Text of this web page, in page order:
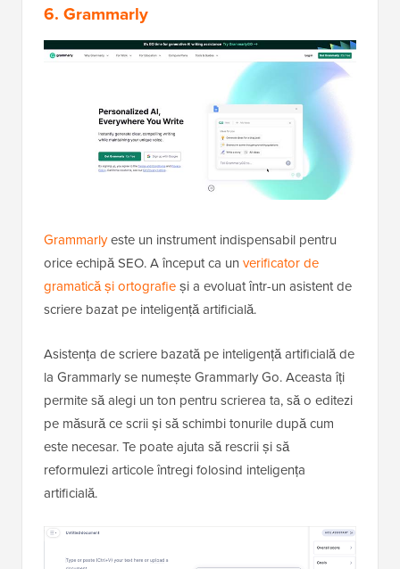
6. Grammarly
Grammarlyeste un instrument indispensabil pentru
orice echipă SEO. A început ca un verificator de
gramatică și ortografieși a evoluat într-un asistent de
scriere bazat pe inteligență artificială.
Asistența de scriere bazată pe inteligență artificială de
la Grammarly se numește Grammarly Go. Aceasta îți
permite să alegi un ton pentru scrierea ta, să o editezi
pe măsură ce scrii și să schimbi tonurile după cum
este necesar. Te poate ajuta să rescrii și să
reformulezi articole întregi folosind inteligența
artificială.